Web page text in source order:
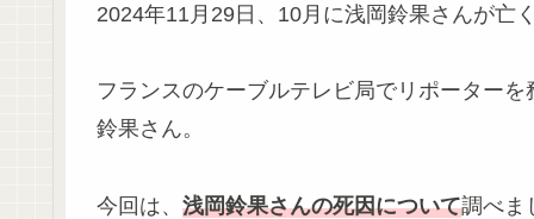
2024年11月29日、10月に浅岡鈴果さんが亡
フランスのケーブルテレビ局でリポーター
鈴果さん。
今回は、 浅岡鈴果さんの死因について調べま